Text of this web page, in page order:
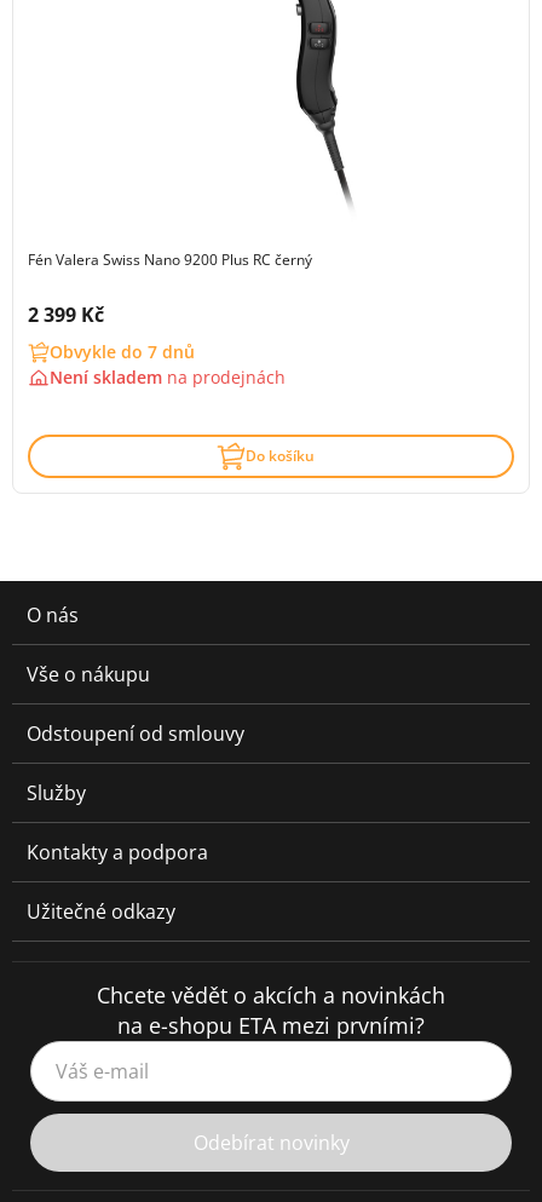
Fén Valera Swiss Nano 9200 Plus RC černý
Cena s DPH:
2 399 Kč
Obvykle do 7 dnů
Není skladem na prodejnách
Do košíku
O nás
Vše o nákupu
Odstoupení od smlouvy
Služby
Kontakty a podpora
Užitečné odkazy
Chcete vědět o akcích a novinkách
na e-shopu ETA mezi prvními?
Váš e-mail
Odebírat novinky